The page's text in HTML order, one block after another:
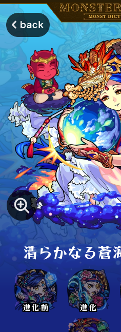
清らかなる蒼
進化前 進化